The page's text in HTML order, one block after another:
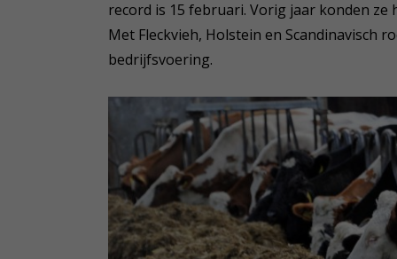
record is 15 februari. Vorig jaar konden
Met Fleckvieh, Holstein en Scandinavisch
bedrijfsvoering.